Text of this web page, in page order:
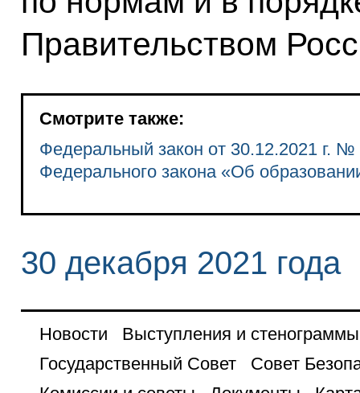
Правительством
Смотрите также:
Федеральный закон от 30.12.2021 г.
Федерального закона «Об
30 декабря 2021 года
Новости
Выступления и стенограммы
Государственный Совет
Совет